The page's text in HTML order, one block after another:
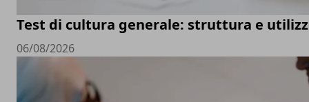
Test di cultura generale: struttura e
06/08/2026